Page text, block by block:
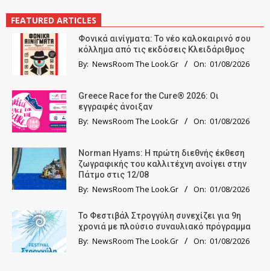
FEATURED ARTICLES
Φονικά αινίγματα: Το νέο καλοκαιρινό σου
κόλλημα από τις εκδόσεις Κλειδάριθμος
By: NewsRoom The Look.Gr On: 01/08/2026
Greece Race for the Cure® 2026: Οι
εγγραφές άνοιξαν
By: NewsRoom The Look.Gr On: 01/08/2026
Norman Hyams: Η πρώτη διεθνής έκθεση
ζωγραφικής του καλλιτέχνη ανοίγει στην
Πάτμο στις 12/08
By: NewsRoom The Look.Gr On: 01/08/2026
Το Φεστιβάλ Στρογγύλη συνεχίζει για 9η
χρονιά με πλούσιο συναυλιακό πρόγραμμα
By: NewsRoom The Look.Gr On: 01/08/2026